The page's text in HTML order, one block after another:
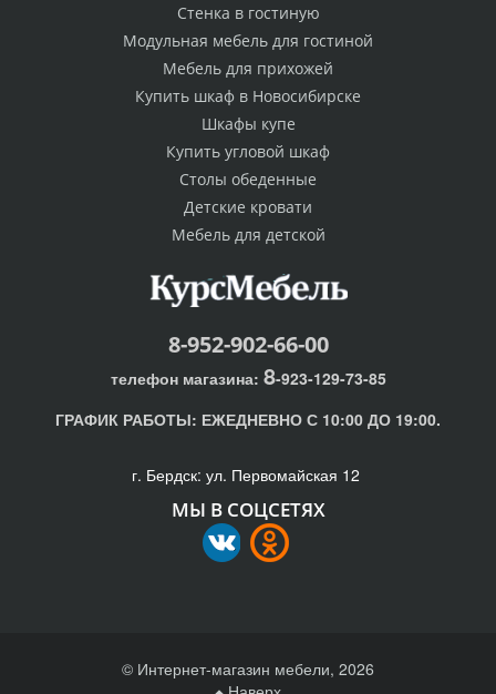
Стенка в гостиную
Модульная мебель для гостиной
Мебель для прихожей
Купить шкаф в Новосибирске
Шкафы купе
Купить угловой шкаф
Столы обеденные
Детские кровати
Мебель для детской
8-952-902-66-00
телефон магазина: 8-923-129-73-85
ГРАФИК РАБОТЫ: ЕЖЕДНЕВНО С 10:00 ДО 19:00.
г. Бердск: ул. Первомайская 12
МЫ В СОЦСЕТЯХ
© Интернет-магазин мебели, 2026